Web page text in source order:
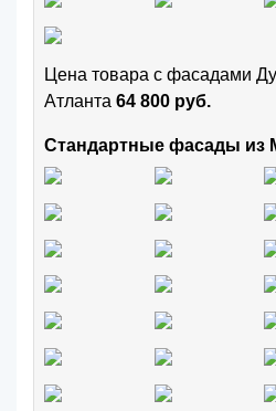
Цена товара с фасадами
Атланта 64 800 руб.
Стандартные фасады из